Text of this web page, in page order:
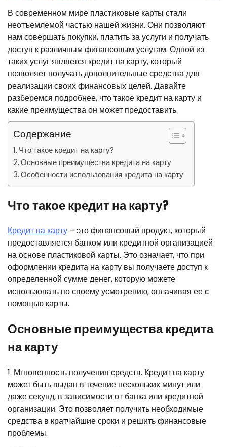
В современном мире пластиковые карты стали
неотъемлемой частью нашей жизни. Они позволяют
нам совершать покупки, платить за услуги и получать
доступ к различным финансовым услугам. Одной из
таких услуг является кредит на карту, который
позволяет получать дополнительные средства для
реализации своих финансовых целей. Давайте
разберемся подробнее, что такое кредит на карту и
какие преимущества он может предоставить.
Содержание
Что такое кредит на карту?
Основные преимущества кредита на карту
Особенности использования кредита на карту
Что такое кредит на карту?
Кредит на карту – это финансовый продукт, который
предоставляется банком или кредитной организацией
на основе пластиковой карты. Это означает, что при
оформлении кредита на карту вы получаете доступ к
определенной сумме денег, которую можете
использовать по своему усмотрению, оплачивая ее с
помощью карты.
Основные преимущества кредита
на карту
1. Мгновенность получения средств. Кредит на карту
может быть выдан в течение нескольких минут или
даже секунд, в зависимости от банка или кредитной
организации. Это позволяет получить необходимые
средства в кратчайшие сроки и решить финансовые
проблемы.